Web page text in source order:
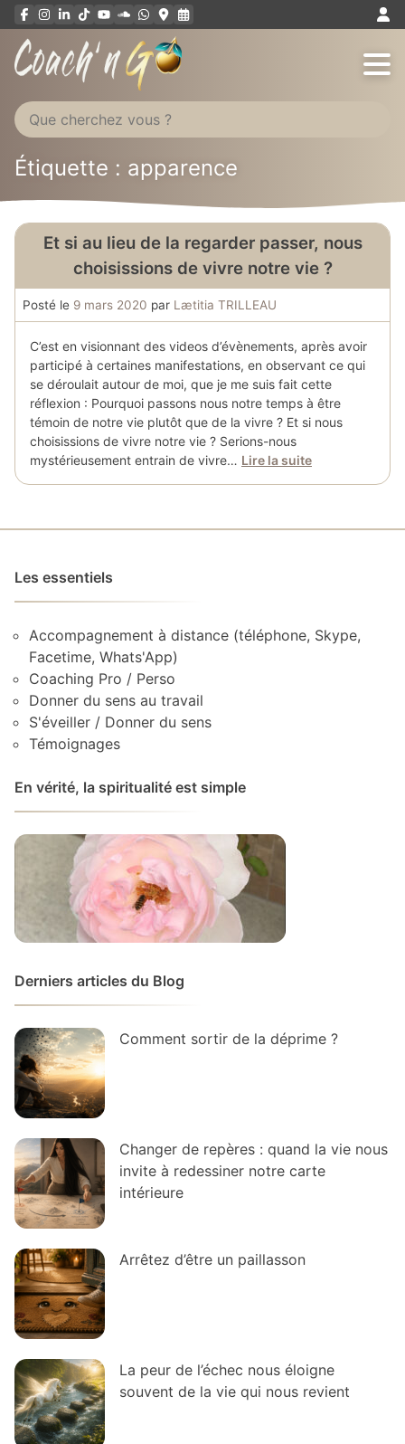
Aller
au
Étiquette : apparence
Et si au lieu de la regarder passer, nous
choisissions de vivre notre vie ?
Posté le 9 mars 2020 par Lætitia TRILLEAU
C’est en visionnant des videos d’évènements, après avoir
participé à certaines manifestations, en observant ce qui
se déroulait autour de moi, que je me suis fait cette
réflexion : Pourquoi passons nous notre temps à être
témoin de notre vie plutôt que de la vivre ? Et si nous
choisissions de vivre notre vie ? Serions-nous
mystérieusement entrain de vivre… Lire la suite
Les essentiels
Accompagnement à distance (téléphone, Skype,
Facetime, Whats'App)
Coaching Pro / Perso
Donner du sens au travail
S'éveiller / Donner du sens
Témoignages
En vérité, la spiritualité est simple
Derniers articles du Blog
Comment sortir de la déprime ?
Changer de repères : quand la vie nous
invite à redessiner notre carte
intérieure
Arrêtez d’être un paillasson
La peur de l’échec nous éloigne
souvent de la vie qui nous revient